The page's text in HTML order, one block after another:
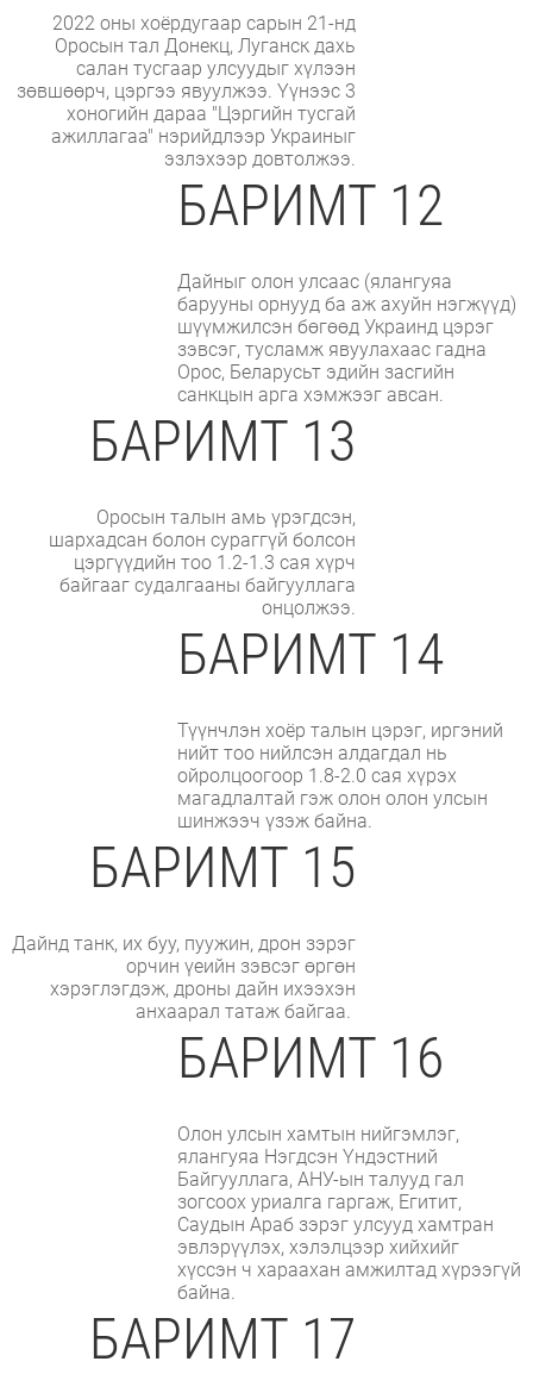
2022 оны хоёрдугаар сарын 21-нд
Оросын тал Донекц, Луганск дахь
салан тусгаар улсуудыг хүлээн
зөвшөөрч, цэргээ явуулжээ. Үүнээс 3
хоногийн дараа "Цэргийн тусгай
ажиллагаа" нэрийдлээр Украиныг
эзлэхээр довтолжээ.
БАРИМТ 12
Дайныг олон улсаас (ялангуяа
барууны орнууд ба аж ахуйн нэгжүүд)
шүүмжилсэн бөгөөд Украинд цэрэг
зэвсэг, тусламж явуулахаас гадна
Орос, Беларусьт эдийн засгийн
санкцын арга хэмжээг авсан.
БАРИМТ 13
Оросын талын амь үрэгдсэн,
шархадсан болон сураггүй болсон
цэргүүдийн тоо 1.2-1.3 сая хүрч
байгааг судалгааны байгууллага
онцолжээ.
БАРИМТ 14
Түүнчлэн хоёр талын цэрэг, иргэний
нийт тоо нийлсэн алдагдал нь
ойролцоогоор 1.8-2.0 сая хүрэх
магадлалтай гэж олон олон улсын
шинжээч үзэж байна.
БАРИМТ 15
Дайнд танк, их буу, пуужин, дрон зэрэг
орчин үеийн зэвсэг өргөн
хэрэглэгдэж, дроны дайн ихээхэн
анхаарал татаж байгаа.
БАРИМТ 16
Олон улсын хамтын нийгэмлэг,
ялангуяа Нэгдсэн Үндэстний
Байгууллага, АНУ-ын талууд гал
зогсоох уриалга гаргаж, Егитит,
Саудын Араб зэрэг улсууд хамтран
эвлэрүүлэх, хэлэлцээр хийхийг
хүссэн ч хараахан амжилтад хүрээгүй
байна.
БАРИМТ 17